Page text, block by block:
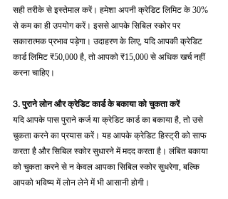
सही तरीके से इस्तेमाल करें। हमेशा अपनी क्रेडिट लिमिट के 30%
से कम का ही उपयोग करें। इससे आपके सिबिल स्कोर पर
सकारात्मक प्रभाव पड़ेगा। उदाहरण के लिए, यदि आपकी क्रेडिट
कार्ड लिमिट ₹50,000 है, तो आपको ₹15,000 से अधिक खर्च नहीं
करना चाहिए।
3. पुराने लोन और क्रेडिट कार्ड के बकाया को चुकता करें
यदि आपके पास पुराने कर्ज या क्रेडिट कार्ड का बकाया है, तो उसे
चुकता करने का प्रयास करें। यह आपके क्रेडिट हिस्ट्री को साफ
करता है और सिबिल स्कोर सुधारने में मदद करता है। लंबित बकाया
को चुकता करने से न केवल आपका सिबिल स्कोर सुधरेगा, बल्कि
आपको भविष्य में लोन लेने में भी आसानी होगी।